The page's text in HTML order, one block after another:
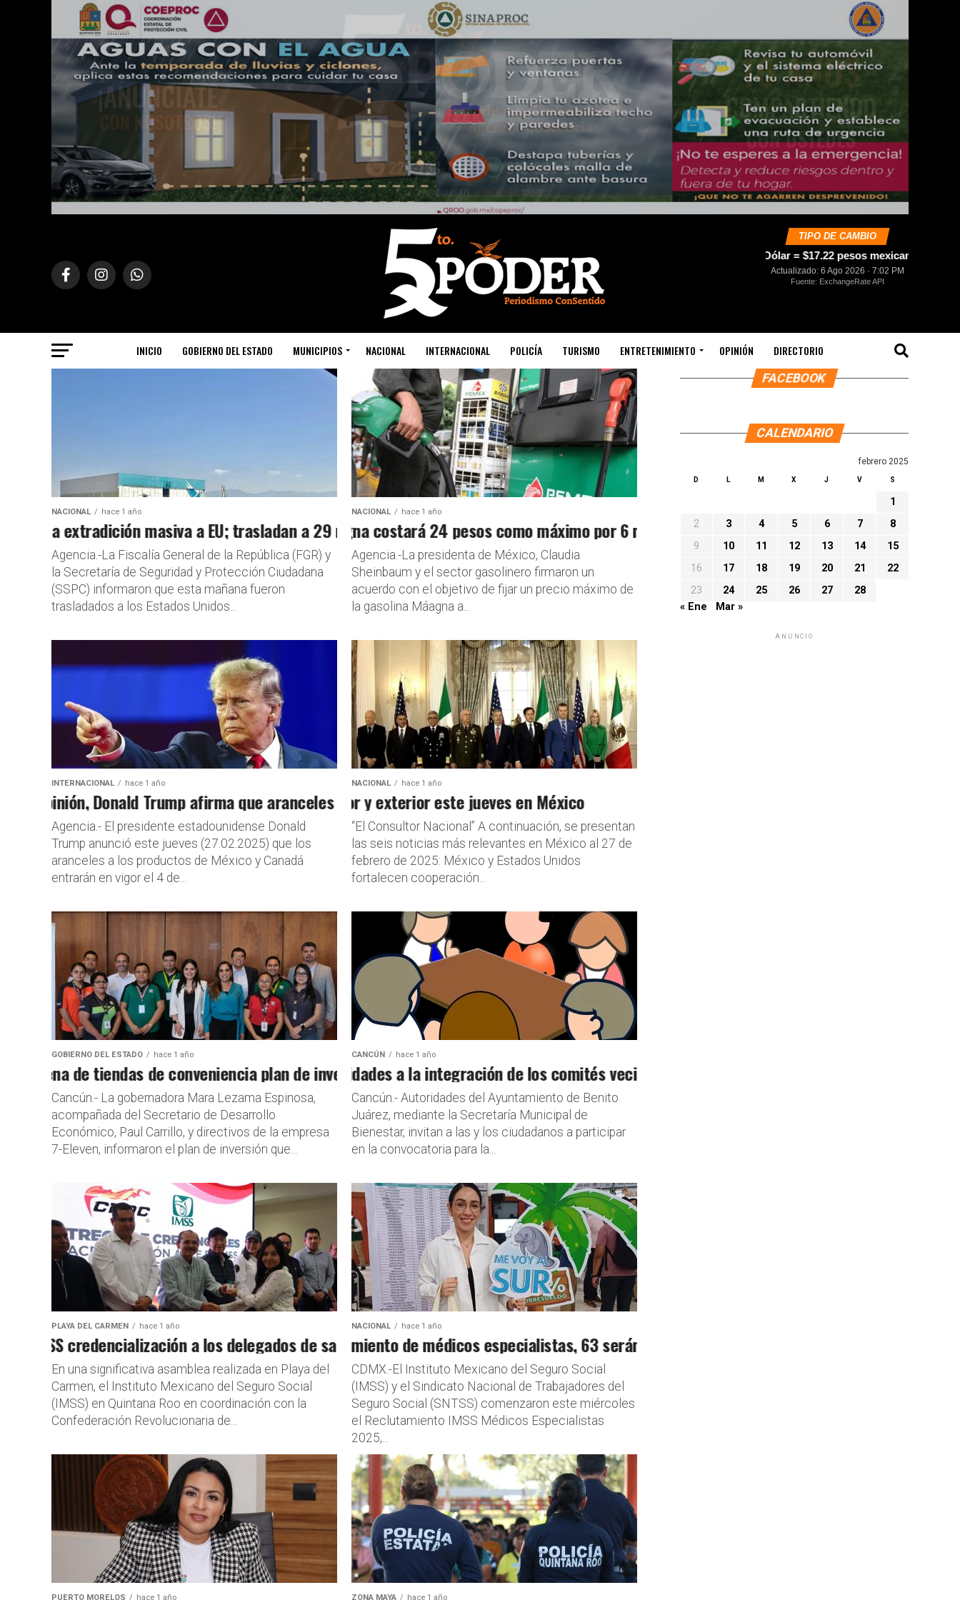
TIPO DE CAMBIO
1 Dólar = $17.22 pesos mexicanos 0.00%
Actualizado: 6 Ago 2026 · 7:02 PM
Fuente: ExchangeRate API
INICIO GOBIERNO DEL ESTADO MUNICIPIOS NACIONAL INTERNACIONAL POLICÍA TURISMO ENTRETENIMIENTO OPINIÓN DIRECTORIO
NACIONAL hace 1 año
extradición masiva a EU; trasladan a 29 narcos, entre ellos Caro Quintero
Agencia.-La Fiscalía General de la República (FGR) y
la Secretaría de Seguridad y Protección Ciudadana
(SSPC) informaron que esta mañana fueron
trasladados a los Estados Unidos...
NACIONAL hace 1 año
Gasolina Magna costará 24 pesos como máximo por 6 meses
Agencia.-La presidenta de México, Claudia
Sheinbaum y el sector gasolinero firmaron un
acuerdo con el objetivo de fijar un precio máximo de
la gasolina Máagna a...
INTERNACIONAL hace 1 año
opinión, Donald Trump afirma que aranceles se aplicarán el 4 de marzo
Agencia.- El presidente estadounidense Donald
Trump anunció este jueves (27.02.2025) que los
aranceles a los productos de México y Canadá
entrarán en vigor el 4 de...
NACIONAL hace 1 año
Política interior y exterior este jueves en México
“El Consultor Nacional” A continuación, se presentan
las seis noticias más relevantes en México al 27 de
febrero de 2025: México y Estados Unidos
fortalecen cooperación...
GOBIERNO DEL ESTADO hace 1 año
de tiendas de conveniencia plan de inversión para Q.Roo
Cancún.- La gobernadora Mara Lezama Espinosa,
acompañada del Secretario de Desarrollo
Económico, Paul Carrillo, y directivos de la empresa
7-Eleven, informaron el plan de inversión que...
CANCÚN hace 1 año
Invitan autoridades a la integración de los comités vecinales en B.J.
Cancún.- Autoridades del Ayuntamiento de Benito
Juárez, mediante la Secretaría Municipal de
Bienestar, invitan a las y los ciudadanos a participar
en la convocatoria para la...
PLAYA DEL CARMEN hace 1 año
credencialización a los delegados de salud de la CROC
En una significativa asamblea realizada en Playa del
Carmen, el Instituto Mexicano del Seguro Social
(IMSS) en Quintana Roo en coordinación con la
Confederación Revolucionaria de...
NACIONAL hace 1 año
Inicia reclutamiento de médicos especialistas, 63 serán para Quintana Roo
CDMX.-El Instituto Mexicano del Seguro Social
(IMSS) y el Sindicato Nacional de Trabajadores del
Seguro Social (SNTSS) comenzaron este miércoles
el Reclutamiento IMSS Médicos Especialistas
2025,...
PUERTO MORELOS hace 1 año ZONA MAYA hace 1 año
FACEBOOK
CALENDARIO
febrero 2025
D L M X J V S
1
2
3 4 5 6 7
8
9
10 11 12 13 14
15
16
17 18 19 20 21
22
23
24 25 26 27
28
« Ene
Mar »
ANUNCIO